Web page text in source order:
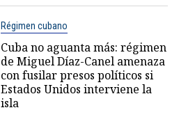
Régimen cubano
Cuba no aguanta más: régimen
de Miguel Díaz-Canel amenaza
con fusilar presos políticos si
Estados Unidos interviene la
isla